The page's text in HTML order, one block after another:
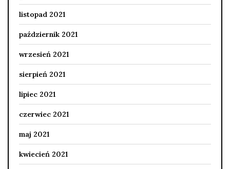
listopad 2021
październik 2021
wrzesień 2021
sierpień 2021
lipiec 2021
czerwiec 2021
maj 2021
kwiecień 2021